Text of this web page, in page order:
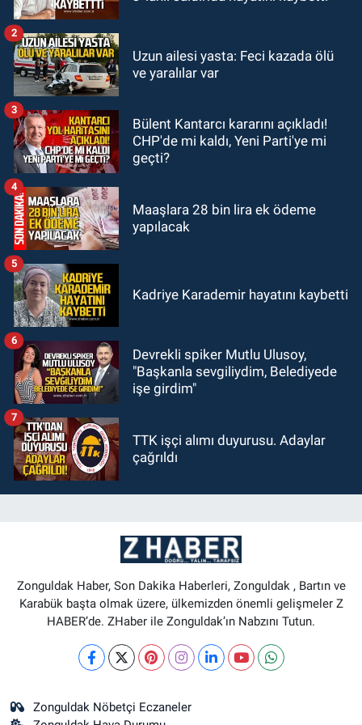
çarptı: Ağır yaralanan yaya tedavi
18:32İşçi lideri Şemsi Denizer
Zonguldak
16:39YENİ Parti Zonguldak'ta
Kurucu İl Yönetim Kurulu belli oldu
Uzun ailesi yasta: Feci kazada ölü
ve yaralılar var
2
Bülent Kantarcı kararını açıkladı!
CHP'de mi kaldı, Yeni Parti'ye mi
geçti?
3
Maaşlara 28 bin lira ek ödeme
yapılacak
4
Kadriye Karademir hayatını kaybetti
5
Devrekli spiker Mutlu Ulusoy,
"Başkanla sevgiliydim, Belediyede
işe girdim"
6
TTK işçi alımı duyurusu. Adaylar
çağrıldı
7
Zonguldak Haber, Son Dakika Haberleri, Zonguldak , Bartın ve
Karabük başta olmak üzere, ülkemizden önemli gelişmeler Z
HABER’de. ZHaber ile Zonguldak’ın Nabzını Tutun.
Zonguldak Nöbetçi Eczaneler